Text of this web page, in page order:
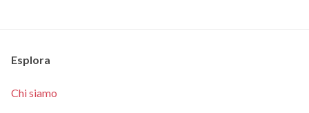
Esplora
Chi siamo